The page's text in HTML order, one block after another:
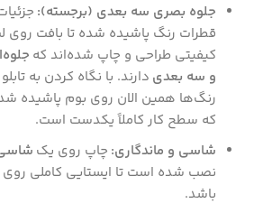
جلوه بصری سه بعدی (برجسته):
قطرات رنگ پاشیده شده تا بافت روی
کیفیتی طراحی و چاپ شده‌اند که
و سه بعدی دارند. با نگاه کردن به
رنگ‌ها همین الان روی بوم پاشیده
که سطح کار کاملاً یکدست است.
شاسی و ماندگاری: چاپ روی یک
نصب شده است تا ایستایی کاملی روی
باشد.